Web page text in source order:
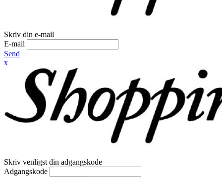
Skriv din e-mail
E-mail
Send
x
Skriv venligst din adgangskode
Adgangskode